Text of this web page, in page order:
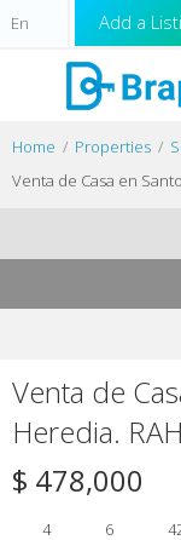
Add a
Home Properties
Venta de Casa en
Venta de
Heredia.
$ 478,000
4 6